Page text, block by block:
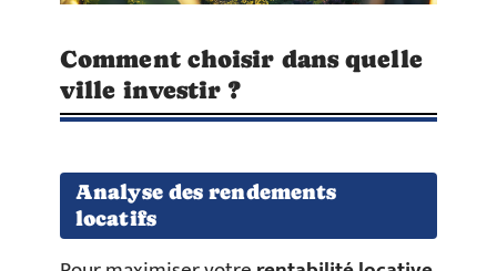
Comment choisir dans quelle
ville investir ?
Analyse des rendements
locatifs